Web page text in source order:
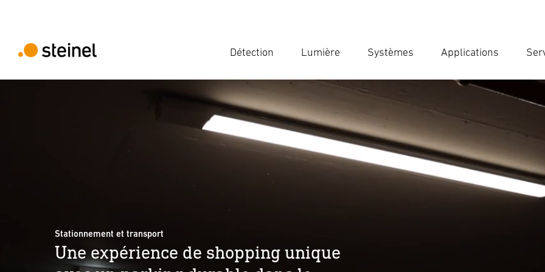
Détection Lumière Systèmes Applications
Stationnement et transport
Une expérience de shopping unique